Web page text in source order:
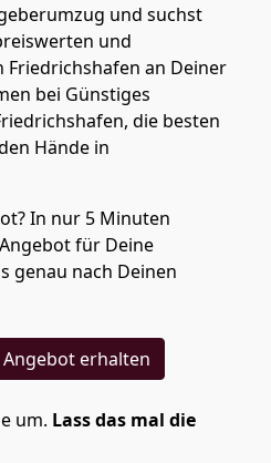
und suchst
und
an Deiner
bei Günstiges
die besten
Hände in
In nur 5 Minuten
für Deine
genau nach Deinen
erhalten
um. Lass das mal die